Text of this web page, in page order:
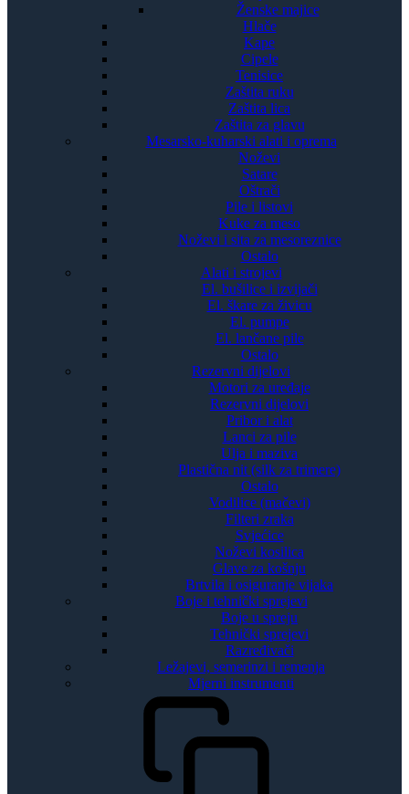
Ženske majice
Hlače
Kape
Cipele
Tenisice
Zaštita ruku
Zaštita lica
Zaštita za glavu
Mesarsko-kuharski alati i oprema
Noževi
Satare
Oštrači
Pile i listovi
Kuke za meso
Noževi i sita za mesoreznice
Ostalo
Alati i strojevi
El. bušilice i izvijači
El. škare za živicu
El. pumpe
El. lančane pile
Ostalo
Rezervni dijelovi
Motori za uređaje
Rezervni dijelovi
Pribor i alat
Lanci za pile
Ulja i maziva
Plastična nit (silk za trimere)
Ostalo
Vodilice (mačevi)
Filteri zraka
Svjećice
Noževi kosilica
Glave za košnju
Brtvila i osiguranje vijaka
Boje i tehnički sprejevi
Boje u spreju
Tehnički sprejevi
Razređivači
Ležajevi, semerinzi i remenja
Mjerni instrumenti